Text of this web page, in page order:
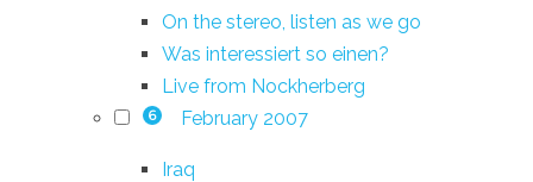
On the stereo, listen as we go
Was interessiert so einen?
Live from Nockherberg
6 February 2007
Iraq